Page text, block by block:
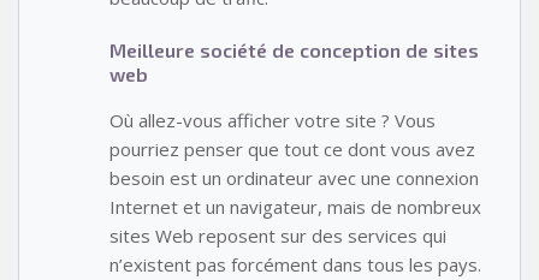
Meilleure société de conception de sites
web
Où allez-vous afficher votre site ? Vous
pourriez penser que tout ce dont vous avez
besoin est un ordinateur avec une connexion
Internet et un navigateur, mais de nombreux
sites Web reposent sur des services qui
n’existent pas forcément dans tous les pays.